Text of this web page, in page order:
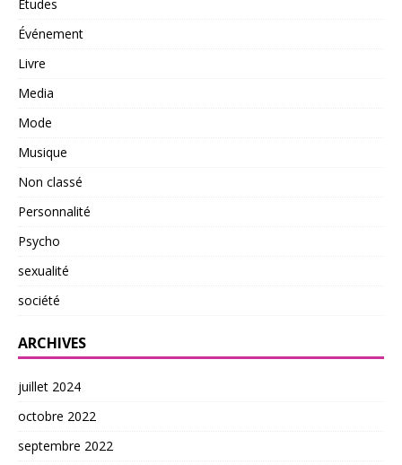
Études
Événement
Livre
Media
Mode
Musique
Non classé
Personnalité
Psycho
sexualité
société
ARCHIVES
juillet 2024
octobre 2022
septembre 2022